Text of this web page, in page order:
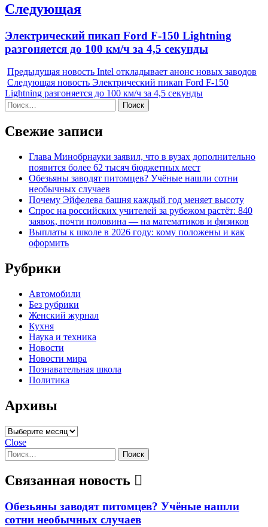
Следующая
Next
Электрический пикап Ford F-150 Lightning
разгоняется до 100 км/ч за 4,5 секунды
Предыдущая новость Intel откладывает анонс новых заводов
Следующая новость Электрический пикап Ford F-150
Lightning разгоняется до 100 км/ч за 4,5 секунды
Найти:
Свежие записи
Глава Минобрнауки заявил, что в вузах дополнительно
появится более 62 тысяч бюджетных мест
Обезьяны заводят питомцев? Учёные нашли сотни
необычных случаев
Почему Эйфелева башня каждый год меняет высоту
Спрос на российских учителей за рубежом растёт: 840
заявок, почти половина — на математиков и физиков
Выплаты к школе в 2026 году: кому положены и как
оформить
Рубрики
Автомобили
Без рубрики
Женский журнал
Кухня
Наука и техника
Новости
Новости мира
Познавательная школа
Политика
Архивы
Архивы
Close
Найти:
Связанная новость
Обезьяны заводят питомцев? Учёные нашли
сотни необычных случаев